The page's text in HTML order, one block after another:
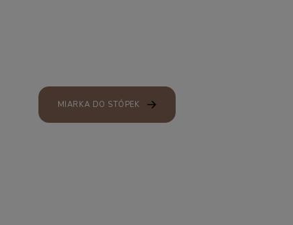
MIARKA DO STÓPEK